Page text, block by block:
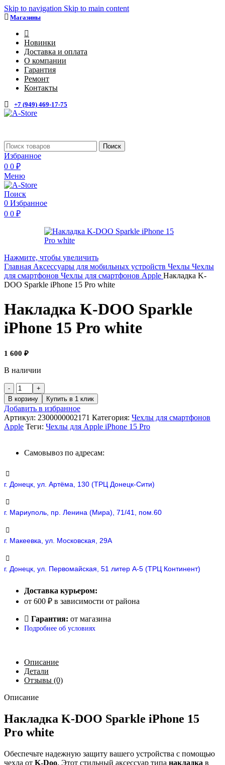
Skip to navigation Skip to main content
Магазины
Новинки
Доставка и оплата
О компании
Гарантия
Ремонт
Контакты
+7 (949) 469-17-75
Поиск
Избранное
0 0 ₽
Меню
Поиск
0 Избранное
0 0 ₽
Нажмите, чтобы увеличить
Главная Аксессуары для мобильных устройств Чехлы Чехлы
для смартфонов Чехлы для смартфонов Apple Накладка K-
DOO Sparkle iPhone 15 Pro white
Накладка K-DOO Sparkle
iPhone 15 Pro white
1 600 ₽
В наличии
В корзину Купить в 1 клик
Добавить в избранное
Артикул: 2300000002171 Категория: Чехлы для смартфонов
Apple Теги: Чехлы для Apple iPhone 15 Pro
Самовывоз по адресам:
г. Донецк, ул. Артёма, 130 (ТРЦ Донецк-Сити)
г. Мариуполь, пр. Ленина (Мира), 71/41, пом.60
г. Макеевка, ул. Московская, 29А
г. Донецк, ул. Первомайская, 51 литер А-5 (ТРЦ Континент)
Доставка курьером:
от 600 ₽ в зависимости от района
Гарантия: от магазина
Подробнее об условиях
Описание
Детали
Отзывы (0)
Описание
Накладка K-DOO Sparkle iPhone 15
Pro white
Обеспечьте надежную защиту вашего устройства с помощью
чехла от K-Doo. Этот стильный аксессуар типа накладка в